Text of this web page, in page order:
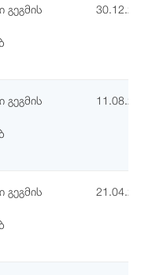
გეგმის
გეგმის
გეგმის